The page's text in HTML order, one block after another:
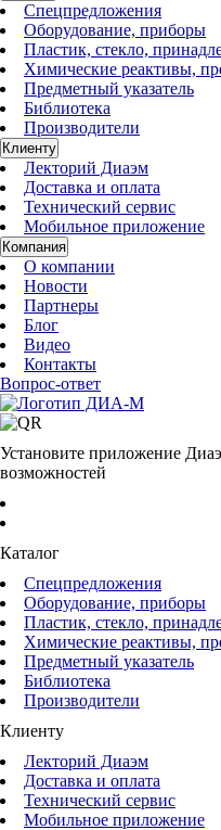
Спецпредложения
Оборудование, приборы
Пластик, стекло,
Химические реактивы,
Предметный указатель
Библиотека
Производители
Клиенту
Лекторий Диаэм
Доставка и оплата
Технический сервис
Мобильное приложение
Компания
О компании
Новости
Партнеры
Блог
Видео
Контакты
Вопрос-ответ
Установите приложение
возможностей
Каталог
Спецпредложения
Оборудование, приборы
Пластик, стекло,
Химические реактивы,
Предметный указатель
Библиотека
Производители
Клиенту
Лекторий Диаэм
Доставка и оплата
Технический сервис
Мобильное приложение